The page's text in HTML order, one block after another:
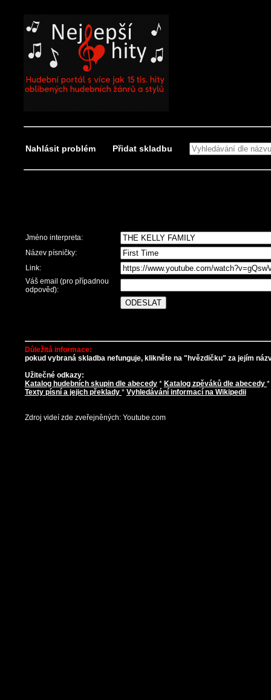
Nahlásit problém Přidat skladbu
Jméno interpreta:
Název písničky:
Link:
Váš email (pro případnou
odpověď):
Důležitá informace:
pokud vybraná skladba nefunguje, klikněte na "hvězdičku" za jejím
Užitečné odkazy:
Katalog hudebních skupin dle abecedy * Katalog zpěváků dle abecedy *
Texty písní a jejich překlady * Vyhledávání informací na Wikipedii
Zdroj videí zde zveřejněných: Youtube.com